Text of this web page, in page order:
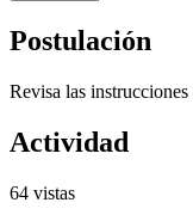
Postulación
Revisa las
Actividad
64 vistas